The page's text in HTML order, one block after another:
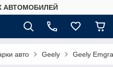
АВТОМОБИЛЕЙ
авто Geely Geely